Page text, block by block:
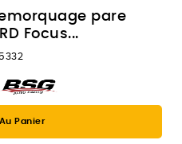
pare
Focus...
Panier